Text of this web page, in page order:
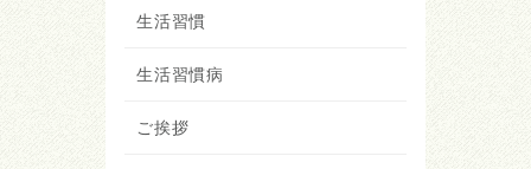
生活習慣
生活習慣病
ご挨拶